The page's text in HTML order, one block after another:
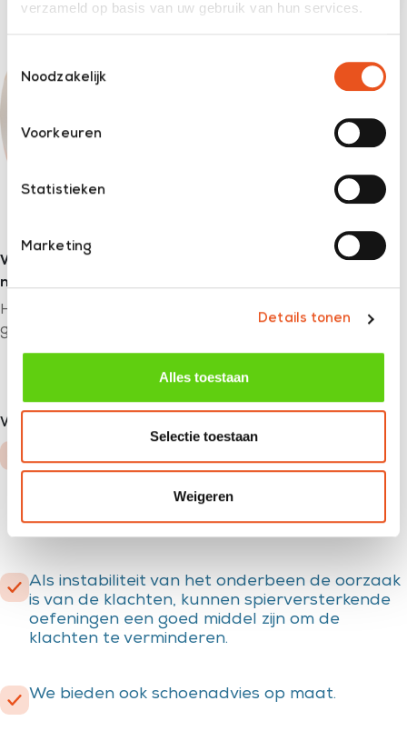
verzameld op basis van uw gebruik van hun services.
Noodzakelijk
Voorkeuren
Statistieken
Marketing
Details tonen
Alles toestaan
Selectie toestaan
Weigeren
Wanneer is een
bezoek aan een podotherapeut
nodig?
Het kan verstandig zijn om naar een podotherapeut te
gaan als je last blijft houden van de klachten.
Wat voor
onderbeen/voet oorzaak van deze klacht.
Door middel van een corrigerende zool kan de
tractie op de pes anserinus verminderen
waardoor pijnklachten verminderen.
Als instabiliteit van het onderbeen de oorzaak
is van de klachten, kunnen spierversterkende
oefeningen een goed middel zijn om de
klachten te verminderen.
We bieden ook schoenadvies op maat.